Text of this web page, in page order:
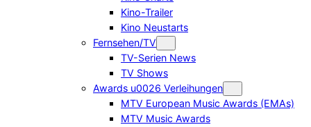
Kino-Trailer
Kino Neustarts
Fernsehen/TV
TV-Serien News
TV Shows
Awards u0026 Verleihungen
MTV European Music Awards (EMAs)
MTV Music Awards